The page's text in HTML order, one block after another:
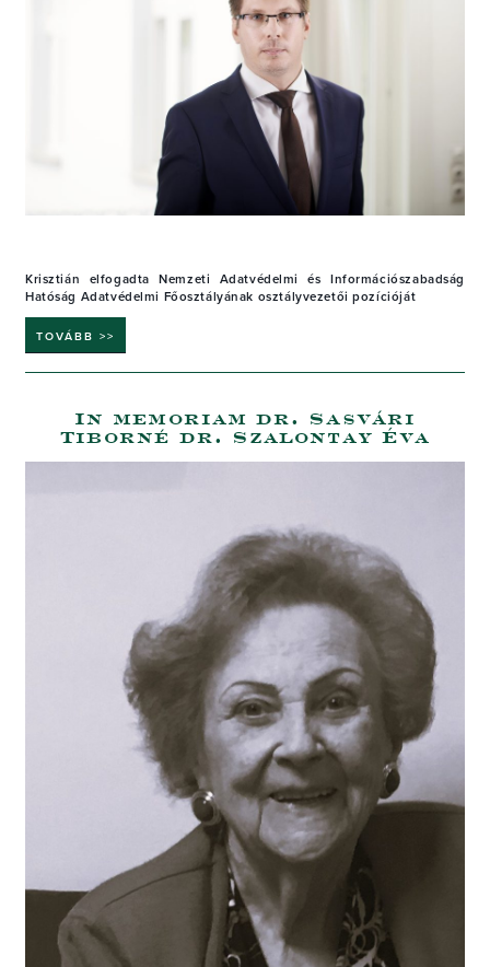
Krisztián elfogadta Nemzeti Adatvédelmi és Információszabadság
Hatóság Adatvédelmi Főosztályának osztályvezetői pozícióját
TOVÁBB >>
In memoriam dr. Sasvári
Tiborné dr. Szalontay Éva